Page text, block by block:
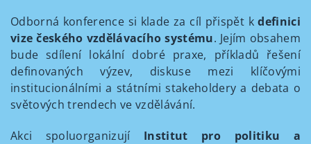
Odborná konference si klade za cíl přispět kdefinici
vize českého vzdělávacího systému. Jejím obsahem
bude sdílení lokální dobré praxe, příkladů řešení
definovaných výzev, diskuse mezi klíčovými
institucionálními a státními stakeholdery a debata o
světových trendech ve vzdělávání.
Akci spoluorganizují Institut pro politiku a